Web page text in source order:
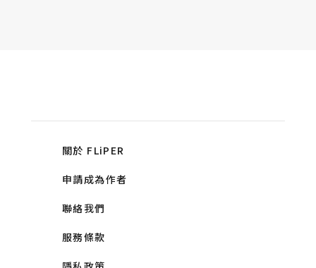
關於 FLiPER
申請成為作者
聯絡我們
服務條款